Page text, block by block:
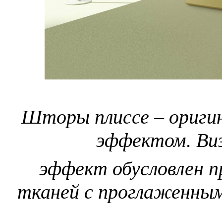
Шторы плиссе –
эффектом.
эффект обусловлен
тканей с